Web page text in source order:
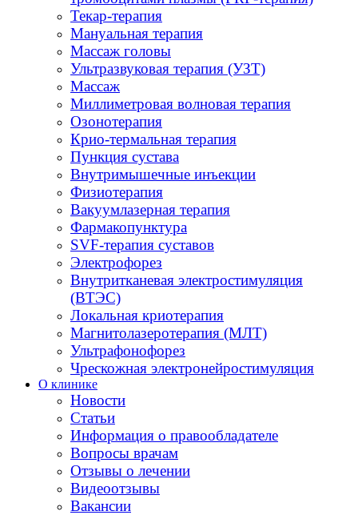
Текар-терапия
Мануальная терапия
Массаж головы
Ультразвуковая терапия (УЗТ)
Массаж
Миллиметровая волновая терапия
Озонотерапия
Крио-термальная терапия
Пункция сустава
Внутримышечные инъекции
Физиотерапия
Вакуумлазерная терапия
Фармакопунктура
SVF-терапия суставов
Электрофорез
Внутритканевая электростимуляция
(ВТЭС)
Локальная криотерапия
Магнитолазеротерапия (МЛТ)
Ультрафонофорез
Чрескожная электронейростимуляция
О клинике
Новости
Статьи
Информация о правообладателе
Вопросы врачам
Отзывы о лечении
Видеоотзывы
Вакансии